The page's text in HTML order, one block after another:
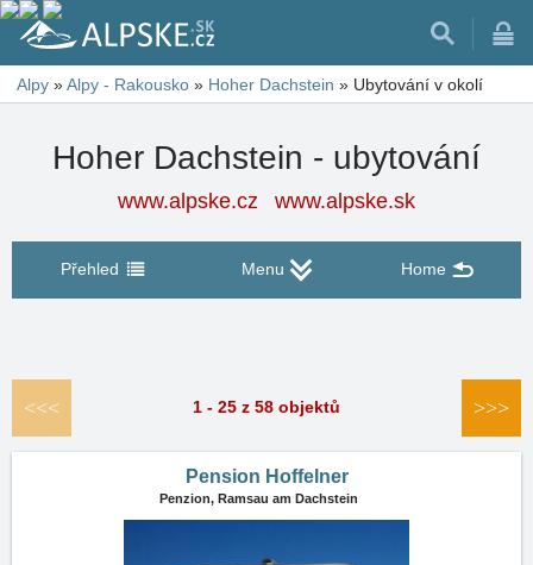
Alpy »Alpy - Rakousko » Hoher Dachstein » Ubytování v okolí
Hoher Dachstein - ubytování
www.alpske.cz www.alpske.sk
Přehled Menu Home
<<< 1 - 25 z 58 objektů >>>
Pension Hoffelner
Penzion, Ramsau am Dachstein